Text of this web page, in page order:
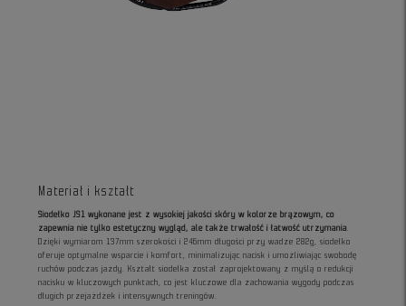
Materiał i kształt
Siodełko JS1 wykonane jest z wysokiej jakości skóry w kolorze brązowym, co
zapewnia nie tylko estetyczny wygląd, ale także trwałość i łatwość utrzymania.
Dzięki wymiarom 137mm szerokości i 246mm długości przy wadze 282g, siodełko
oferuje optymalne wsparcie i komfort, minimalizując nacisk i umożliwiając swobodę
ruchów podczas jazdy. Kształt siodełka został zaprojektowany z myślą o redukcji
nacisku w kluczowych punktach, co jest kluczowe dla zachowania wygody podczas
długich przejażdżek i intensywnych treningów.